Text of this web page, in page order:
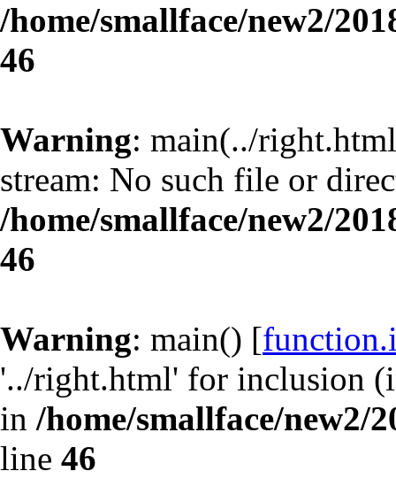
/home/smallface/new2/
46
Warning: main(../
stream: No such file or
/home/smallface/new2/
46
Warning: main() [
'../right.html' for inclusion
in /home/smallface/new2/
line 46